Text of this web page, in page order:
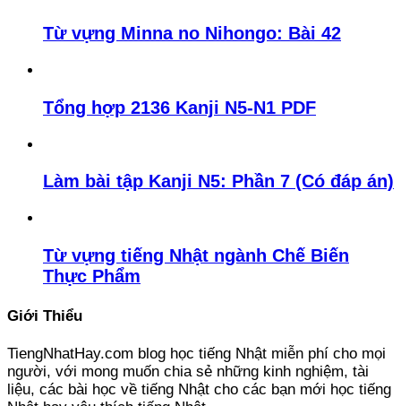
Từ vựng Minna no Nihongo: Bài 42
Tổng hợp 2136 Kanji N5-N1 PDF
Làm bài tập Kanji N5: Phần 7 (Có đáp án)
Từ vựng tiếng Nhật ngành Chế Biến
Thực Phẩm
Giới Thiểu
TiengNhatHay.com blog học tiếng Nhật miễn phí cho mọi
người, với mong muốn chia sẻ những kinh nghiệm, tài
liệu, các bài học về tiếng Nhật cho các bạn mới học tiếng